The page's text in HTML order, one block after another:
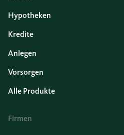
Hypotheken
Kredite
Anlegen
Vorsorgen
Alle Produkte
Firmen